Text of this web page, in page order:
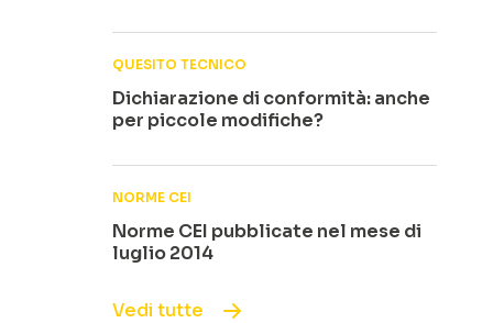
QUESITO TECNICO
Dichiarazione di conformità: anche
per piccole modifiche?
NORME CEI
Norme CEI pubblicate nel mese di
luglio 2014
Vedi tutte